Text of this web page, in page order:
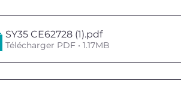
SY35 CE62728 (1).pdf
Télécharger PDF • 1.17MB